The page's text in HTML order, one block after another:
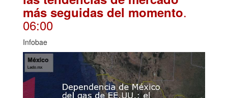
más seguidas del momento.
06:00
Infobae